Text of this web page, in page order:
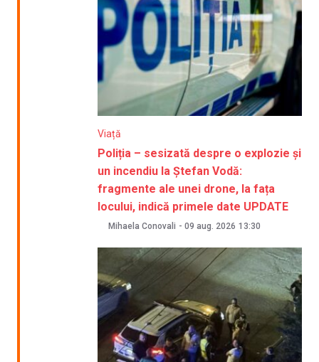
Viață
Poliția – sesizată despre o explozie și
un incendiu la Ștefan Vodă:
fragmente ale unei drone, la fața
locului, indică primele date UPDATE
Mihaela Conovali - 09 aug. 2026 13:30